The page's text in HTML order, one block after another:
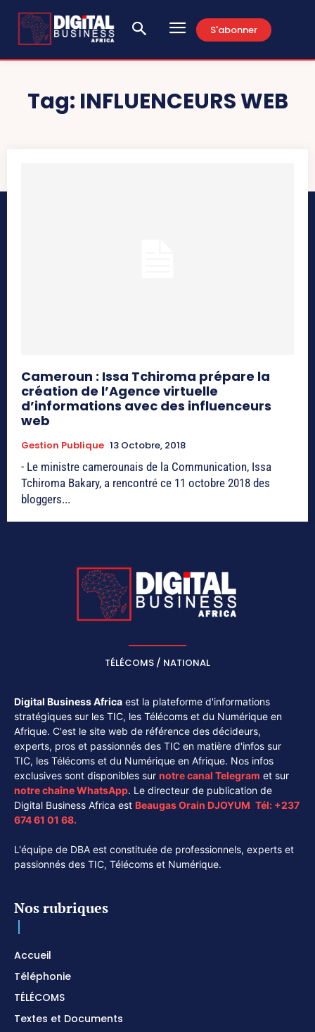
S'abonner
Tag: INFLUENCEURS WEB
Cameroun : Issa Tchiroma prépare la
création de l’Agence virtuelle
d’informations avec des influenceurs
web
Gestion Publique 13 Octobre, 2018
- Le ministre camerounais de la Communication, Issa
Tchiroma Bakary, a rencontré ce 11 octobre 2018 des
bloggers...
TÉLÉCOMS / NATIONAL
Digital Business Africa est la plateforme d'informations
stratégiques sur les TIC, les Télécoms et du Numérique en
Afrique. C'est le site web de référence des décideurs,
experts, pros et passionnés des TIC en matière d'infos sur
TIC, les Télécoms et du Numérique en Afrique. Nos infos
exclusives sont disponibles sur notre canal Telegram et sur
notre chaîneWhatsApp. Le directeur de publication de
Digital Business Africa est Beaugas Orain DJOYUM. Tél: +237
674 61 01 68.
L'équipe de DBA est constituée de professionnels, experts et
passionnés des TIC, Télécoms et Numérique.
Nos rubriques
Accueil
Téléphonie
TÉLÉCOMS
Textes et Documents